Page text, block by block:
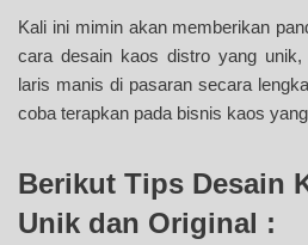
Kali ini mimin akan memberikan
cara desain kaos distro yang
laris manis di pasaran secara
coba terapkan pada bisnis kaos
Berikut Tips Desain
Unik dan Original :